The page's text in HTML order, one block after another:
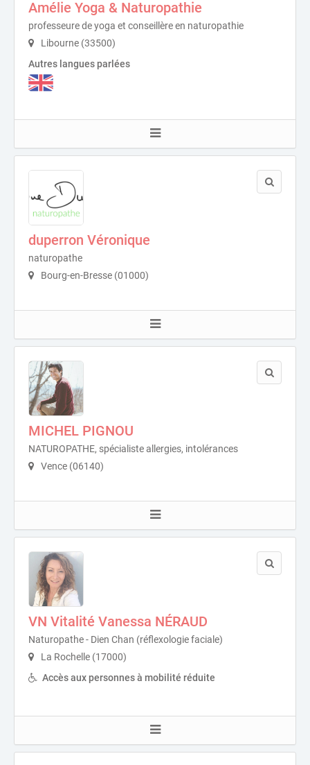
Amélie Yoga & Naturopathie
professeure de yoga et conseillère en naturopathie
Libourne (33500)
Autres langues parlées
duperron Véronique
naturopathe
Bourg-en-Bresse (01000)
MICHEL PIGNOU
NATUROPATHE, spécialiste allergies, intolérances
Vence (06140)
VN Vitalité Vanessa NÉRAUD
Naturopathe - Dien Chan (réflexologie faciale)
La Rochelle (17000)
Accès aux personnes à mobilité réduite